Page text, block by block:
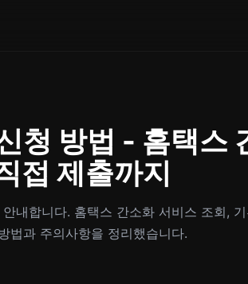
청 방법 - 홈택스
접 제출까지
내합니다. 홈택스 간소화 서비스 조회,
법과 주의사항을 정리했습니다.